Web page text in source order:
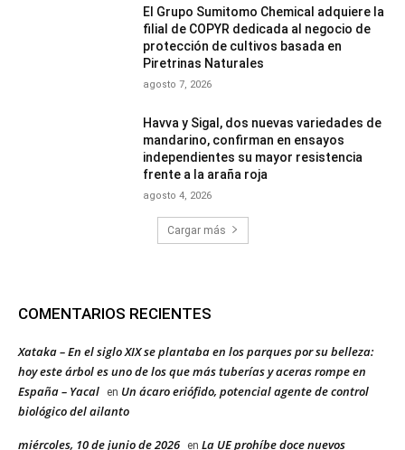
El Grupo Sumitomo Chemical adquiere la
filial de COPYR dedicada al negocio de
protección de cultivos basada en
Piretrinas Naturales
agosto 7, 2026
Havva y Sigal, dos nuevas variedades de
mandarino, confirman en ensayos
independientes su mayor resistencia
frente a la araña roja
agosto 4, 2026
Cargar más
COMENTARIOS RECIENTES
Xataka – En el siglo XIX se plantaba en los parques por su belleza:
hoy este árbol es uno de los que más tuberías y aceras rompe en
España – Yacal
en Un ácaro eriófido, potencial agente de control
biológico del ailanto
miércoles, 10 de junio de 2026 en La UE prohíbe doce nuevos